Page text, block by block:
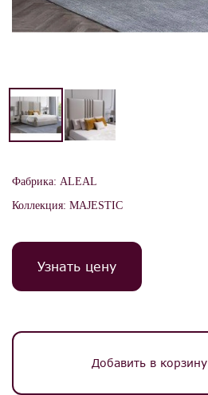
Фабрика: ALEAL
Коллекция: MAJESTIC
Узнать цену
Добавить в корзину